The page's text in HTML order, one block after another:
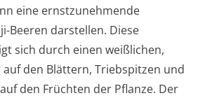
eine ernstzunehmende
Beeren darstellen. Diese
sich durch einen weißlichen,
den Blättern, Triebspitzen und
den Früchten der Pflanze. Der